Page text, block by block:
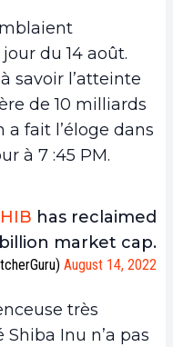
du 14 août.
savoir l’atteinte
de 10 milliards
a fait l’éloge dans
à 7 :45 PM.
has reclaimed
market cap.
August 14, 2022
très
Inu n’a pas